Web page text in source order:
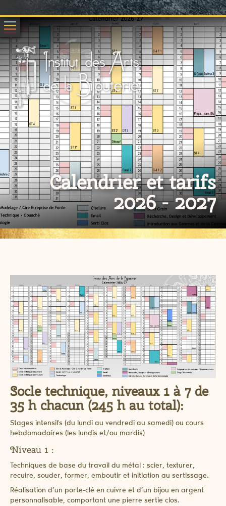
Calendrier et tarifs
2026 - 2027
Socle technique, niveaux 1 à 7 de
35 h chacun (245 h au total):
Stages intensifs (du lundi au vendredi au samedi) ou cours
hebdomadaires (les lundis et/ou mardis)
Niveau 1 :
Techniques de base du travail du métal : scier, texturer,
recuire, souder, former, emboutir et initiation au sertissage.
Réalisation d’un porte-clé en cuivre et d’un bijou en argent
personnalisable, comportant une pierre sertie clos.